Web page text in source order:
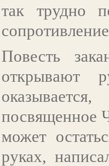
так трудно
Повесть
открывают
посвященное
может
руках,